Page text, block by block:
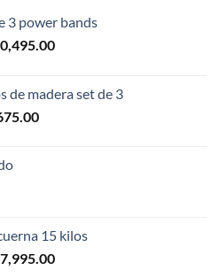
3 power bands
El
es:
de madera set de 3
El
15 kilos
El